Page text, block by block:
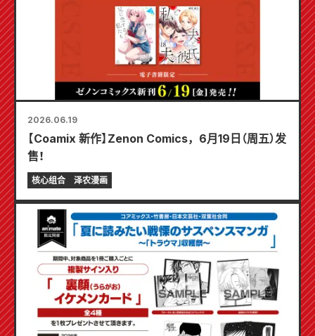
2026.06.19
【Coamix 新作】Zenon Comics，6月19日（周五）发
售！
核心组合 泽农漫画